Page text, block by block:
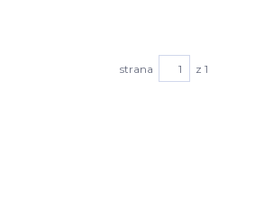
strana z 1